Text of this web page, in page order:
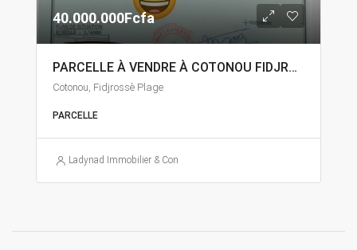
40.000.000Fcfa
PARCELLE À VENDRE À COTONOU FIDJROSSÈ
Cotonou, Fidjrossè Plage
PARCELLE
Ladynad Immobilier & Construction